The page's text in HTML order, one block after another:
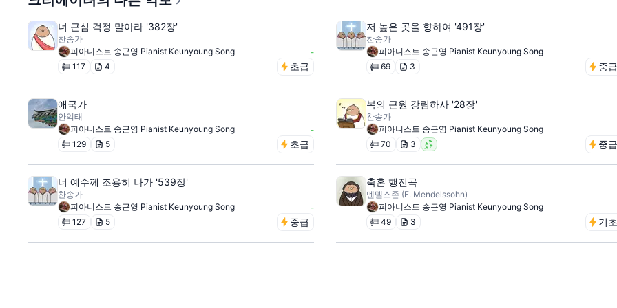
너 근심 걱정 말아라 '382장'
찬송가
피아니스트 송근영 Pianist Keunyoung Song
-
117 4 초급
저 높은 곳을 향하여 '491장'
찬송가
피아니스트 송근영 Pianist Keunyoung Song
69 3 중급
애국가
안익태
피아니스트 송근영 Pianist Keunyoung Song
-
129 5 초급
복의 근원 강림하사 '28장'
찬송가
피아니스트 송근영 Pianist Keunyoung Song
70 3 중급
너 예수께 조용히 나가 '539장'
찬송가
피아니스트 송근영 Pianist Keunyoung Song
-
127 5 중급
축혼 행진곡
멘델스존 (F. Mendelssohn)
피아니스트 송근영 Pianist Keunyoung Song
49 3 기초